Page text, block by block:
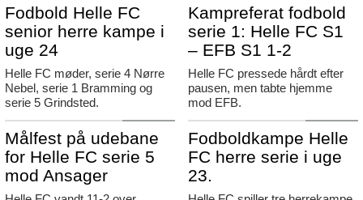
Fodbold Helle FC
senior herre kampe i
uge 24
Helle FC møder, serie 4 Nørre
Nebel, serie 1 Bramming og
serie 5 Grindsted.
Kampreferat fodbold
serie 1: Helle FC S1
– EFB S1 1-2
Helle FC pressede hårdt efter
pausen, men tabte hjemme
mod EFB.
Målfest på udebane
for Helle FC serie 5
mod Ansager
Fodboldkampe Helle
FC herre serie i uge
23.